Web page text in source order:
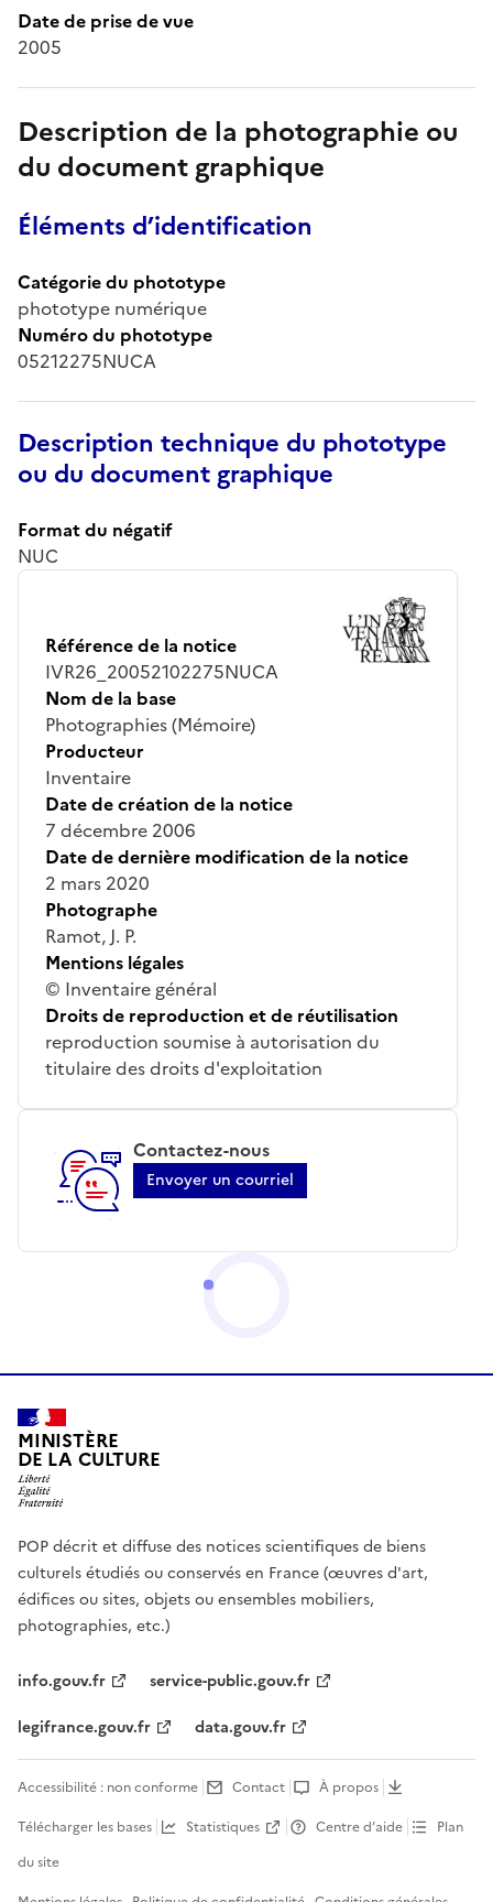
Date de prise de vue
2005
Description de la photographie ou
du document graphique
Éléments d’identification
Catégorie du phototype
phototype numérique
Numéro du phototype
05212275NUCA
Description technique du phototype
ou du document graphique
Format du négatif
NUC
Référence de la notice
IVR26_20052102275NUCA
Nom de la base
Photographies (Mémoire)
Producteur
Inventaire
Date de création de la notice
7 décembre 2006
Date de dernière modification de la notice
2 mars 2020
Photographe
Ramot, J. P.
Mentions légales
© Inventaire général
Droits de reproduction et de réutilisation
reproduction soumise à autorisation du
titulaire des droits d'exploitation
Contactez-nous
Envoyer un courriel
MINISTÈRE
DE LA CULTURE
POP décrit et diffuse des notices scientifiques de biens
culturels étudiés ou conservés en France (œuvres d'art,
édifices ou sites, objets ou ensembles mobiliers,
photographies, etc.)
info.gouv.fr
service-public.gouv.fr
legifrance.gouv.fr
data.gouv.fr
Accessibilité : non conforme Contact
À propos
Télécharger les bases
Statistiques Centre d’aide
Plan
du site